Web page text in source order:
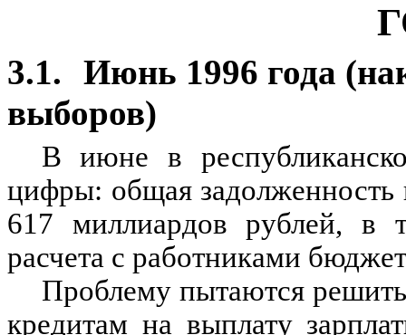
3.1.
Июнь 1996 года
выборов)
В июне в
цифры: общая задолженность
617 миллиардов рублей,
расчета с работниками
Проблему пытаются
кредитам на выплату